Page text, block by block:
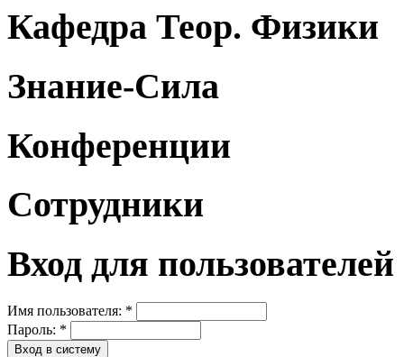
Кафедра Теор. Физики
Знание-Сила
Конференции
Сотрудники
Вход для пользователей
Имя пользователя: *
Пароль: *